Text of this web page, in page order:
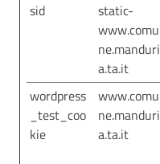
sid
static-
www.comu
ne.manduri
a.ta.it
wordpress
_test_coo
kie
www.comu
ne.manduri
a.ta.it